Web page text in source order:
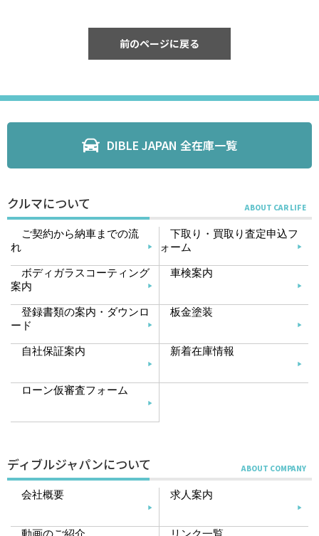
前のページに戻る
DIBLE JAPAN 全在庫一覧
クルマについて
ご契約から納車までの流
れ
下取り・買取り査定申込フ
ォーム
ボディガラスコーティング
案内
車検案内
登録書類の案内・ダウンロ
ード
板金塗装
自社保証案内 新着在庫情報
ローン仮審査フォーム
ディブルジャパンについて
会社概要 求人案内
動画のご紹介 リンク一覧